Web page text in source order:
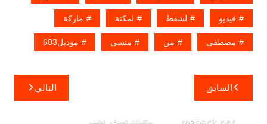
فيديو لشفط لمكنة ماركة
مصطفى من منسى موديل603
تصفّح
المقالات
السابق التالي